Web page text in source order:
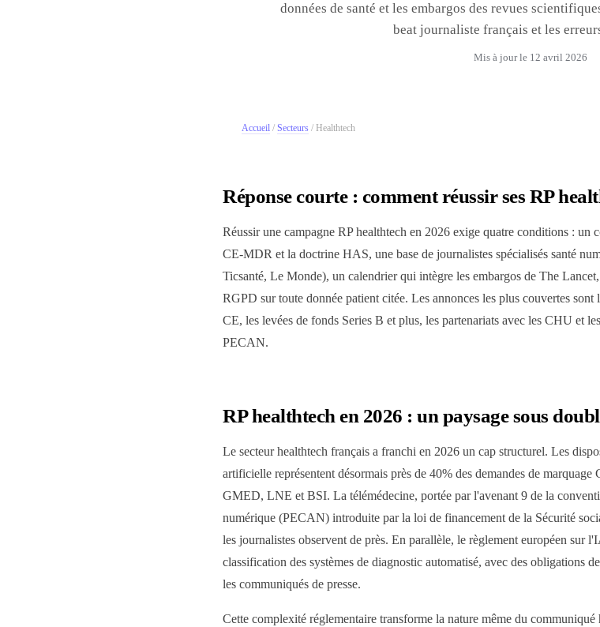
données de santé et les embargos des revues
beat journaliste français et les
Mis à jour le 12 avril 2026
Accueil / Secteurs / Healthtech
Réponse courte : comment réussir ses RP
Réussir une campagne RP healthtech en 2026 exige quatre conditions : un
CE-MDR et la doctrine HAS, une base de journalistes spécialisés santé
Ticsanté, Le Monde), un calendrier qui intègre les embargos de The
RGPD sur toute donnée patient citée. Les annonces les plus couvertes sont
CE, les levées de fonds Series B et plus, les partenariats avec les CHU et
PECAN.
RP healthtech en 2026 : un paysage sous
Le secteur healthtech français a franchi en 2026 un cap structurel. Les
artificielle représentent désormais près de 40% des demandes de marquage
GMED, LNE et BSI. La télémédecine, portée par l'avenant 9 de la
numérique (PECAN) introduite par la loi de financement de la Sécurité
les journalistes observent de près. En parallèle, le règlement européen sur
classification des systèmes de diagnostic automatisé, avec des obligations
les communiqués de presse.
Cette complexité réglementaire transforme la nature même du